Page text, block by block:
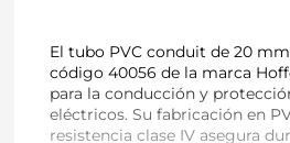
El tubo PVC conduit de 20
código 40056 de la marca
para la conducción y
eléctricos. Su fabricación en
resistencia clase IV asegura